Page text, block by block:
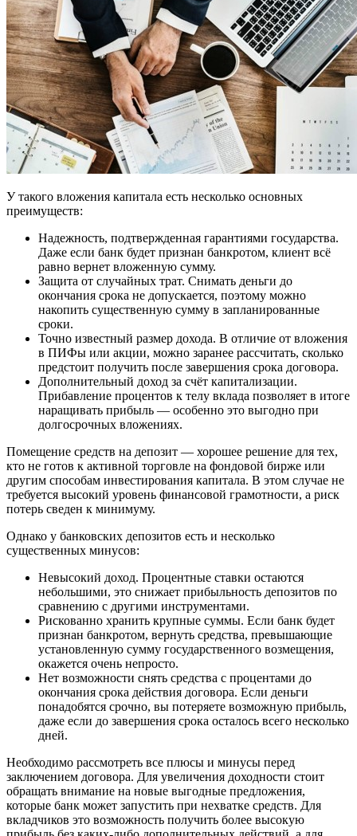
У такого вложения капитала есть несколько основных
преимуществ:
Надежность, подтвержденная гарантиями государства.
Даже если банк будет признан банкротом, клиент всё
равно вернет вложенную сумму.
Защита от случайных трат. Снимать деньги до
окончания срока не допускается, поэтому можно
накопить существенную сумму в запланированные
сроки.
Точно известный размер дохода. В отличие от вложения
в ПИФы или акции, можно заранее рассчитать, сколько
предстоит получить после завершения срока договора.
Дополнительный доход за счёт капитализации.
Прибавление процентов к телу вклада позволяет в итоге
наращивать прибыль — особенно это выгодно при
долгосрочных вложениях.
Помещение средств на депозит — хорошее решение для тех,
кто не готов к активной торговле на фондовой бирже или
другим способам инвестирования капитала. В этом случае не
требуется высокий уровень финансовой грамотности, а риск
потерь сведен к минимуму.
Однако у банковских депозитов есть и несколько
существенных минусов:
Невысокий доход. Процентные ставки остаются
небольшими, это снижает прибыльность депозитов по
сравнению с другими инструментами.
Рискованно хранить крупные суммы. Если банк будет
признан банкротом, вернуть средства, превышающие
установленную сумму государственного возмещения,
окажется очень непросто.
Нет возможности снять средства с процентами до
окончания срока действия договора. Если деньги
понадобятся срочно, вы потеряете возможную прибыль,
даже если до завершения срока осталось всего несколько
дней.
Необходимо рассмотреть все плюсы и минусы перед
заключением договора. Для увеличения доходности стоит
обращать внимание на новые выгодные предложения,
которые банк может запустить при нехватке средств. Для
вкладчиков это возможность получить более высокую